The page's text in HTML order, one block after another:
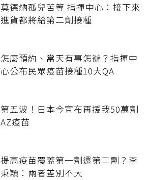
莫德納孤兒苦等 指揮中心：接下來
進貨都將給第二劑接種
怎麼預約、當天有事怎辦？指揮中
心公布民眾疫苗接種10大QA
第五波！日本今宣布再援我50萬劑
AZ疫苗
提高疫苗覆蓋第一劑還第二劑？李
秉穎：兩者差別不大